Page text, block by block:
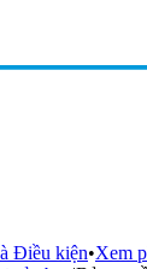
Điều kiện•Xem